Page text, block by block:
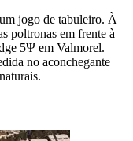
jogo de tabuleiro. À
poltronas em frente à
5Ψ em Valmorel.
no aconchegante